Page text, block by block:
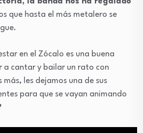
que hasta el más metalero se
en el Zócalo es una buena
a cantar y bailar un rato con
les dejamos una de sus
para que se vayan animando